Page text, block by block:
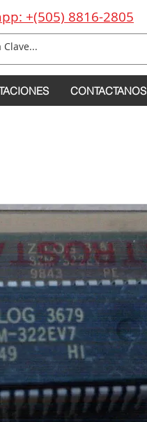
+(505) 8816-2805
CONTACTANOS